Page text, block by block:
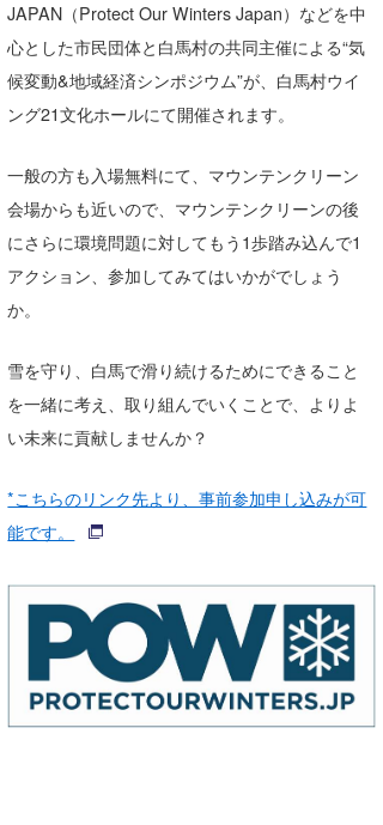
JAPAN（Protect Our Winters Japan）などを中
心とした市民団体と白馬村の共同主催による“気
候変動&地域経済シンポジウム”が、白馬村ウイ
ング21文化ホールにて開催されます。
一般の方も入場無料にて、マウンテンクリーン
会場からも近いので、マウンテンクリーンの後
にさらに環境問題に対してもう1歩踏み込んで1
アクション、参加してみてはいかがでしょう
か。
雪を守り、白馬で滑り続けるためにできること
を一緒に考え、取り組んでいくことで、よりよ
い未来に貢献しませんか？
*こちらのリンク先より、事前参加申し込みが可
能です。